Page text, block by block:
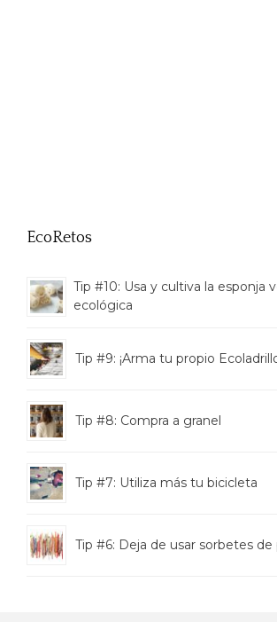
EcoRetos
Tip #10: Usa y cultiva la esponja
ecológica
Tip #9: ¡Arma tu propio
Tip #8: Compra a granel
Tip #7: Utiliza más tu bicicleta
Tip #6: Deja de usar sorbetes de